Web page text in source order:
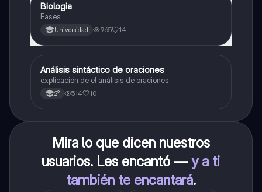
Biología
Biologia
Fases
Universidad 965 14
Lengua
Análisis sintáctico de oraciones
explicación de el análisis de oraciones
2° 514 10
Mira lo que dicen nuestros
usuarios. Les encantó —y a ti
también te encantará.